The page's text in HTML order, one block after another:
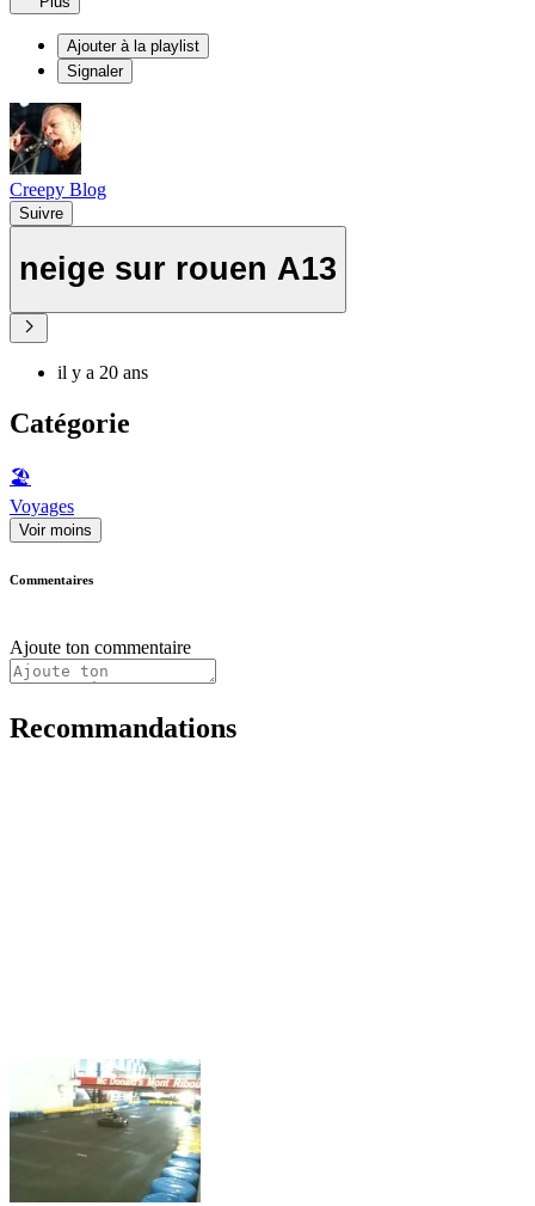
Ajouter à la playlist
Signaler
Creepy Blog
Suivre
neige sur rouen A13
il y a 20 ans
Catégorie
🏖
Voyages
Voir moins
Commentaires
Ajoute ton commentaire
Recommandations